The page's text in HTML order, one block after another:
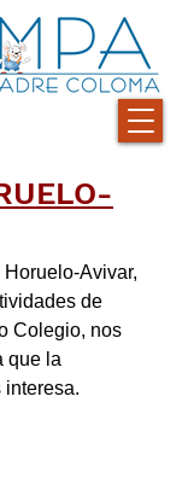
Avivar,
de
Colegio, nos
que la
interesa.